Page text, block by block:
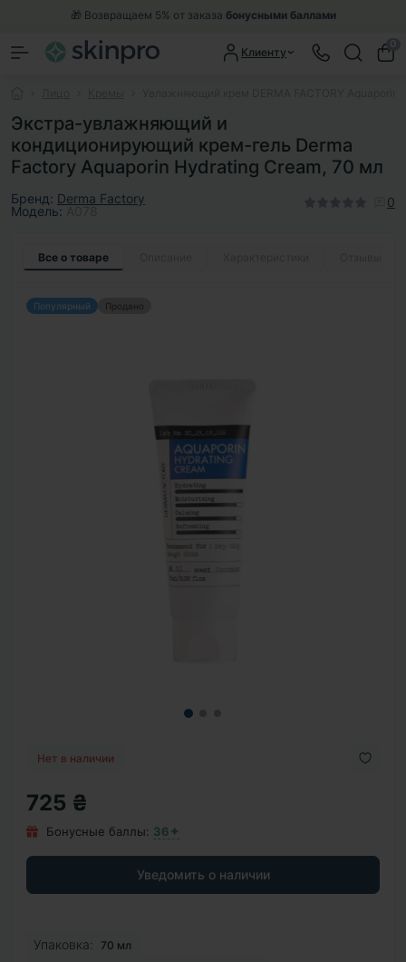
🎁 Возвращаем 5% от заказа бонусными баллами
Клиенту
Экстра-увлажняющий и
кондиционирующий крем-гель Derma
Factory Aquaporin Hydrating Cream, 70 мл
Бренд: Derma Factory
Модель:
0
Все о товаре
Популярный Продано
Нет в наличии
725 ₴
Бонусные баллы: 36✦
Уведомить о наличии
Упаковка: 70 мл